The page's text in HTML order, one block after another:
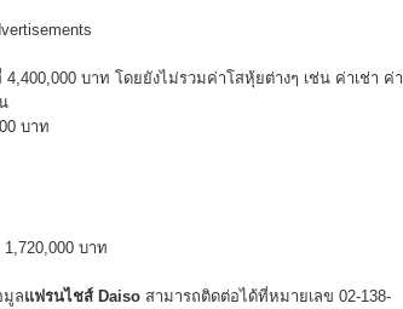
บาท โดยยังไม่รวมค่าโสหุ้ยต่างๆ เช่น ค่าเช่า ค่า
บาท
บาท
มูลแฟรนไชส์ Daiso สามารถติดต่อได้ที่หมายเลข 02-138-